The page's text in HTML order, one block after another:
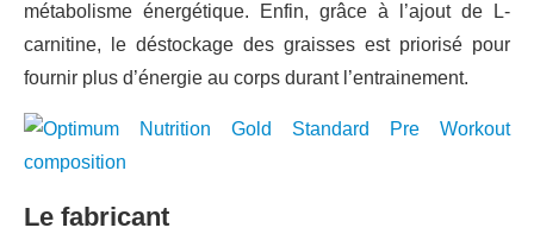
métabolisme énergétique. Enfin, grâce à l’ajout de L-
carnitine, le déstockage des graisses est priorisé pour
fournir plus d’énergie au corps durant l’entrainement.
Le fabricant